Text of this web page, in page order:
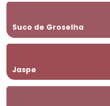
Suco de Groselha
Jaspe